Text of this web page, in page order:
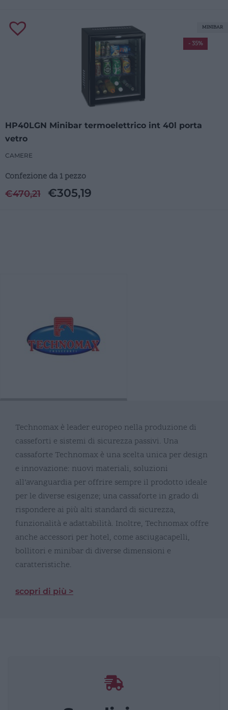
HP40LGN Minibar termoelettrico int 40l porta
vetro
CAMERE
Confezione da 1 pezzo
€470,21 €305,19
- 35%
MINIBAR
Technomax è leader europeo nella produzione di
casseforti e sistemi di sicurezza passivi. Una
cassaforte Technomax è una scelta unica per design
e innovazione: nuovi materiali, soluzioni
all’avanguardia per offrire sempre il prodotto ideale
per le diverse esigenze; una cassaforte in grado di
rispondere ai più alti standard di sicurezza,
funzionalità e adattabilità. Inoltre, Technomax offre
anche accessori per hotel, come asciugacapelli,
bollitori e minibar di diverse dimensioni e
caratteristiche.
scopri di più >